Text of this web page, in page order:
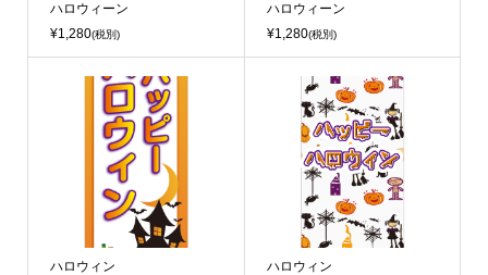
ハロウィーン
¥1,280(税別)
ハロウィーン
¥1,280(税別)
ハロウィン
ハロウィン